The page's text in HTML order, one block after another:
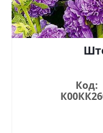
Код: